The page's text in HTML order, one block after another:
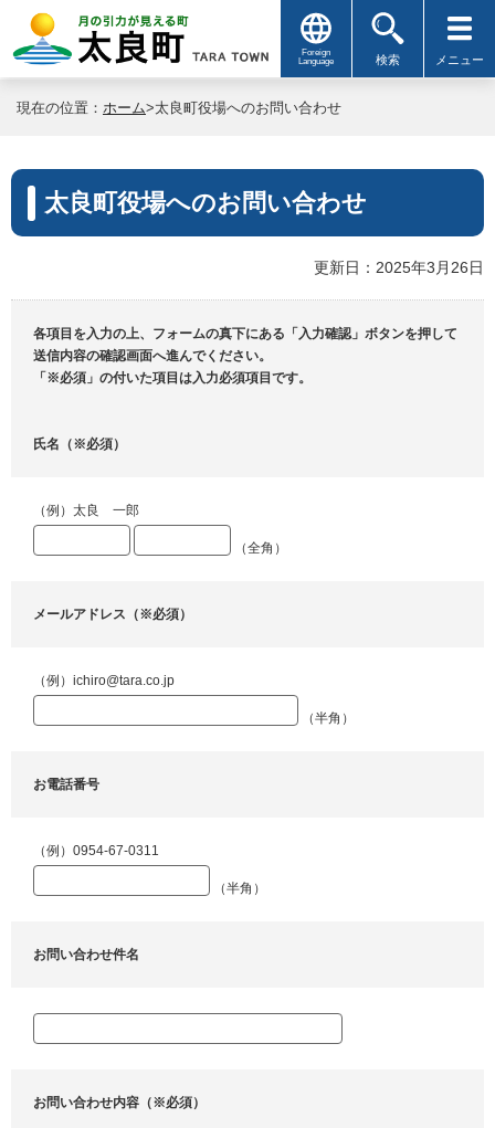
Foreign
Language
検索 メニュー
現在の位置： ホーム>太良町役場へのお問い合わせ
太良町役場へのお問い合わせ
更新日：2025年3月26日
各項目を入力の上、フォームの真下にある「入力確認」ボタンを押して
送信内容の確認画面へ進んでください。
「※必須」の付いた項目は入力必須項目です。
氏名（※必須）
（例）太良 一郎
（全角）
メールアドレス（※必須）
（例）ichiro@tara.co.jp
（半角）
お電話番号
（例）0954-67-0311
（半角）
お問い合わせ件名
お問い合わせ内容（※必須）